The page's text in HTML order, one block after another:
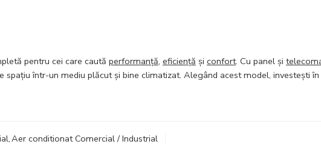
pentru cei care caută performanță, eficiență și confort. Cu panel și
spațiu într-un mediu plăcut și bine climatizat. Alegând acest model, investești
,Aer conditionat Comercial / Industrial